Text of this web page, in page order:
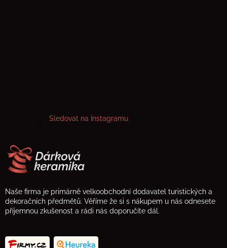
Sledovat na Instagramu
Naše firma je primárně velkoobchodní dodavatel turistických a
dekoračních předmětů. Věříme že si s nákupem u nás odnesete
příjemnou zkušenost a rádi nás doporučíte dál.